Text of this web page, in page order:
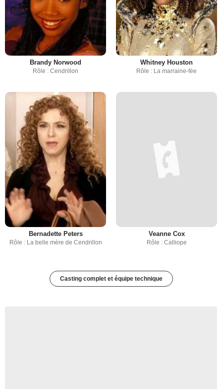
Brandy Norwood
Rôle : Cendrillon
Whitney Houston
Rôle : La marraine-fée
Bernadette Peters
Rôle : La belle mère de Cendrillon
Veanne Cox
Rôle : Calliope
Casting complet et équipe technique